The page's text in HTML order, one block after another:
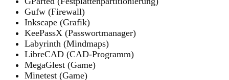
Gufw (Firewall)
Inkscape (Grafik)
KeePassX (Passwortmanager)
Labyrinth (Mindmaps)
LibreCAD (CAD-Programm)
MegaGlest (Game)
Minetest (Game)